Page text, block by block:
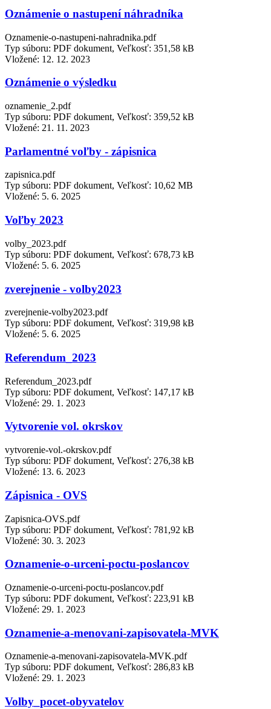
Oznámenie o nastupení náhradníka
Oznamenie-o-nastupeni-nahradnika.pdf
Typ súboru: PDF dokument, Veľkosť: 351,58 kB
Vložené: 12. 12. 2023
Oznámenie o výsledku
oznamenie_2.pdf
Typ súboru: PDF dokument, Veľkosť: 359,52 kB
Vložené: 21. 11. 2023
Parlamentné voľby - zápisnica
zapisnica.pdf
Typ súboru: PDF dokument, Veľkosť: 10,62 MB
Vložené: 5. 6. 2025
Voľby 2023
volby_2023.pdf
Typ súboru: PDF dokument, Veľkosť: 678,73 kB
Vložené: 5. 6. 2025
zverejnenie - volby2023
zverejnenie-volby2023.pdf
Typ súboru: PDF dokument, Veľkosť: 319,98 kB
Vložené: 5. 6. 2025
Referendum_2023
Referendum_2023.pdf
Typ súboru: PDF dokument, Veľkosť: 147,17 kB
Vložené: 29. 1. 2023
Vytvorenie vol. okrskov
vytvorenie-vol.-okrskov.pdf
Typ súboru: PDF dokument, Veľkosť: 276,38 kB
Vložené: 13. 6. 2023
Zápisnica - OVS
Zapisnica-OVS.pdf
Typ súboru: PDF dokument, Veľkosť: 781,92 kB
Vložené: 30. 3. 2023
Oznamenie-o-urceni-poctu-poslancov
Oznamenie-o-urceni-poctu-poslancov.pdf
Typ súboru: PDF dokument, Veľkosť: 223,91 kB
Vložené: 29. 1. 2023
Oznamenie-a-menovani-zapisovatela-MVK
Oznamenie-a-menovani-zapisovatela-MVK.pdf
Typ súboru: PDF dokument, Veľkosť: 286,83 kB
Vložené: 29. 1. 2023
Volby_pocet-obyvatelov